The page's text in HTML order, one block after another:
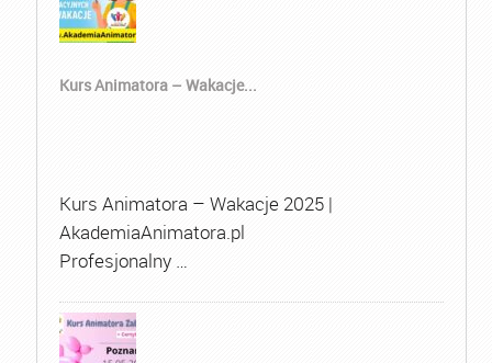
Kurs Animatora – Wakacje...
Kurs Animatora – Wakacje 2025 |
AkademiaAnimatora.pl
Profesjonalny …